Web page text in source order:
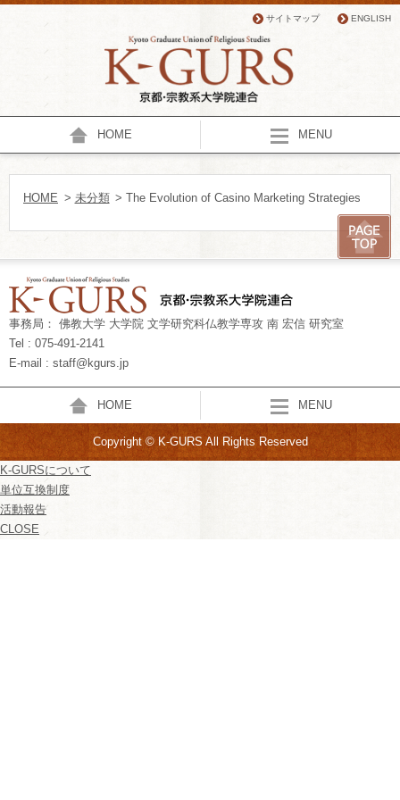
サイトマップ ENGLISH
HOME MENU
HOME > 未分類 > The Evolution of Casino Marketing Strategies
事務局： 佛教大学 大学院 文学研究科仏教学専攻 南 宏信 研究室
Tel : 075-491-2141
E-mail : staff@kgurs.jp
HOME MENU
Copyright © K-GURS All Rights Reserved
K-GURSについて
単位互換制度
活動報告
CLOSE